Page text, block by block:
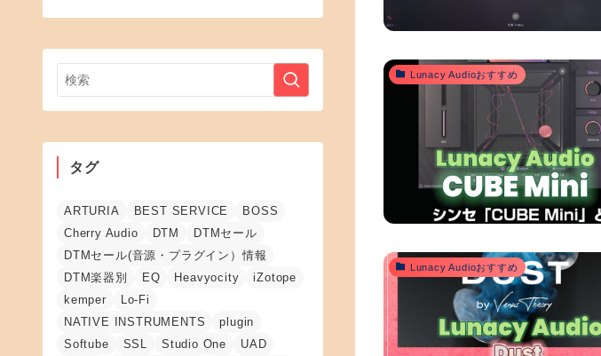
Lunacy Audioおすすめ
Lunacy Audioおすすめ
タグ
ARTURIA BEST SERVICE
BOSS
Cherry Audio
DTM
DTMセール
DTMセール(音源・プラグイン）情報
DTM楽器別
EQ Heavyocity
iZotope
kemper
Lo-Fi
NATIVE INSTRUMENTS
plugin
Softube
SSL Studio One
UAD